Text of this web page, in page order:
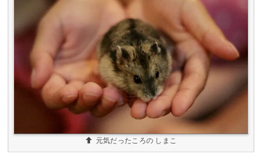
元気だったころの しまこ